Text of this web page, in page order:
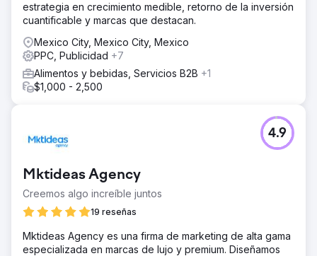
estrategia en crecimiento medible, retorno de la inversión
cuantificable y marcas que destacan.
Mexico City, Mexico City, Mexico
PPC, Publicidad +7
Alimentos y bebidas, Servicios B2B +1
$1,000 - 2,500
Mktideas Agency
Creemos algo increíble juntos
19 reseñas
4.9
Mktideas Agency es una firma de marketing de alta gama
especializada en marcas de lujo y premium. Diseñamos